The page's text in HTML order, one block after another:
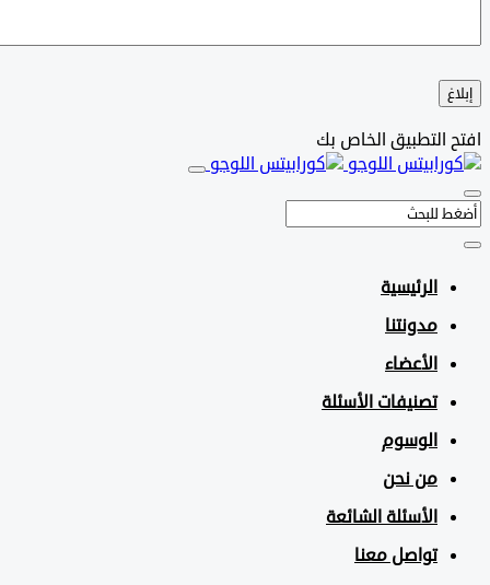
التطبيق الخاص بك
الرئيسية
مدونتنا
الأعضاء
تصنيفات الأسئلة
الوسوم
من نحن
الأسئلة الشائعة
تواصل معنا